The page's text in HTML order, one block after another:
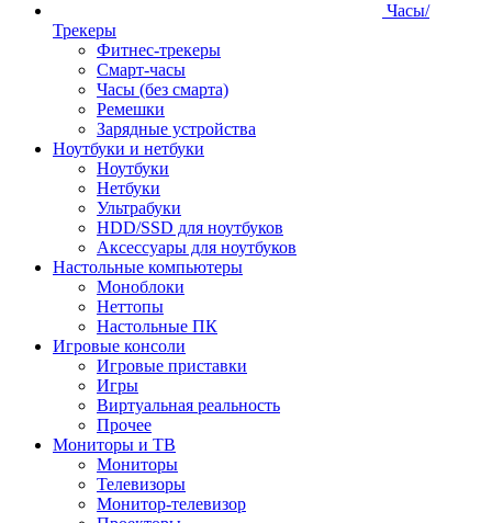
Часы/
Трекеры
Фитнес-трекеры
Смарт-часы
Часы (без смарта)
Ремешки
Зарядные устройства
Ноутбуки и нетбуки
Ноутбуки
Нетбуки
Ультрабуки
HDD/SSD для ноутбуков
Аксессуары для ноутбуков
Настольные компьютеры
Моноблоки
Неттопы
Настольные ПК
Игровые консоли
Игровые приставки
Игры
Виртуальная реальность
Прочее
Мониторы и ТВ
Мониторы
Телевизоры
Монитор-телевизор